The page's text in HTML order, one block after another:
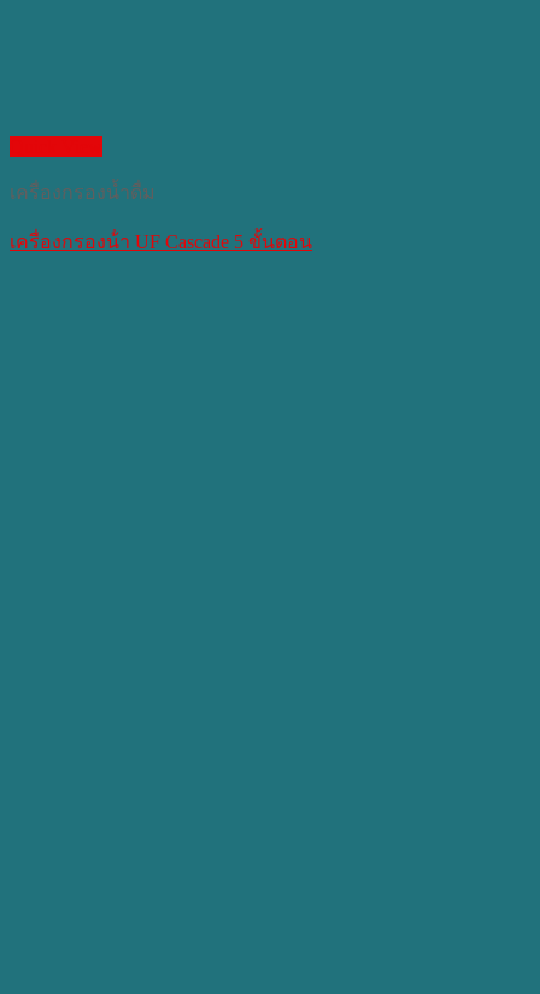
เครื่องกรองน้ำดื่ม
เครื่องกรองน้ํา UF Cascade 5 ขั้นตอน